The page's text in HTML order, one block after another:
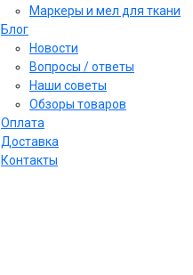
Маркеры и мел для ткани
Блог
Новости
Вопросы / ответы
Наши советы
Обзоры товаров
Оплата
Доставка
Контакты